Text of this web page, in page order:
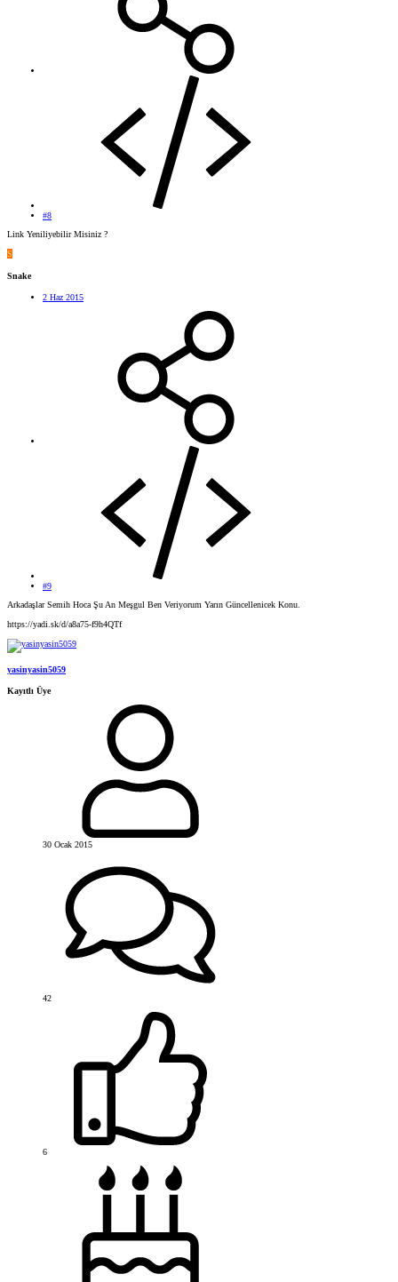
#8
Link Yeniliyebilir Misiniz ?
S
Snake
2 Haz 2015
#9
Arkadaşlar Semih Hoca Şu An Meşgul Ben Veriyorum Yarın Güncellenicek Konu.
https://yadi.sk/d/a8a75-f9h4QTf
yasinyasin5059
Kayıtlı Üye
30 Ocak 2015
42
6